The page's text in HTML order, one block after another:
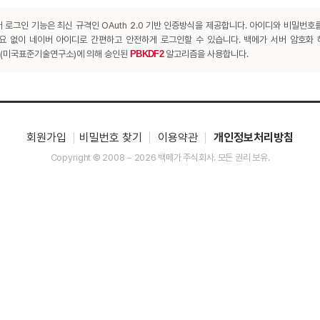
로그인 기능은 최신 규격인 OAuth 2.0 기반 인증방식을 제공합니다. 아이디와 비밀번호
없이 네이버 아이디로 간편하고 안전하게 로그인할 수 있습니다. 백메가 서버 암호화
국표준기술연구소)에 의해 승인된 PBKDF2알고리즘을 사용합니다.
회원가입 비밀번호 찾기 이용약관 개인정보처리방침
Copyright © 2008 ~ 2026 백메가 주식회사. 모든 권리 보유.